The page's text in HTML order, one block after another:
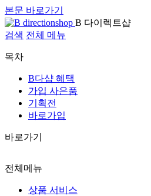
본문 바로가기
B 다이렉트샵
검색 전체 메뉴
목차
B다샵 혜택
가입 사은품
기획전
바로가입
바로가기
전체메뉴
상품 서비스